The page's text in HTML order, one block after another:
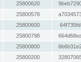
25800620
25800578
25800600
25800798
25800800
25800200